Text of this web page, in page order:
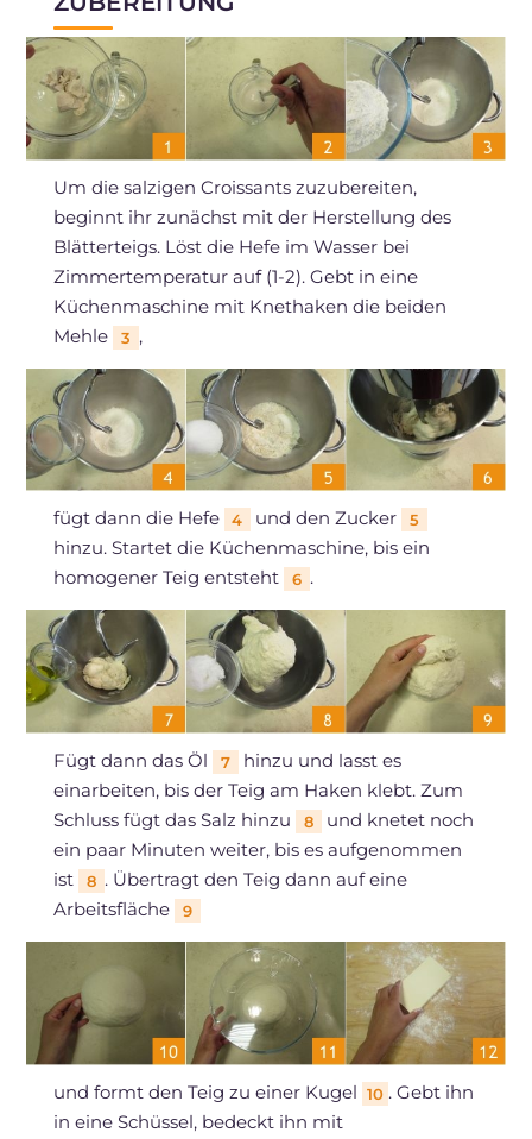
Um die salzigen Croissants zuzubereiten,
beginnt ihr zunächst mit der Herstellung des
Blätterteigs. Löst die Hefe im Wasser bei
Zimmertemperatur auf (1-2). Gebt in eine
Küchenmaschine mit Knethaken die beiden
Mehle
3 ,
fügt dann die Hefe 4 und den Zucker 5
hinzu. Startet die Küchenmaschine, bis ein
homogener Teig entsteht
6 .
Fügt dann das Öl 7
hinzu und lasst es
einarbeiten, bis der Teig am Haken klebt. Zum
Schluss fügt das Salz hinzu
8
und knetet noch
ein paar Minuten weiter, bis es aufgenommen
ist
8 . Übertragt den Teig dann auf eine
Arbeitsfläche
9
und formt den Teig zu einer Kugel 10 . Gebt ihn
in eine Schüssel, bedeckt ihn mit